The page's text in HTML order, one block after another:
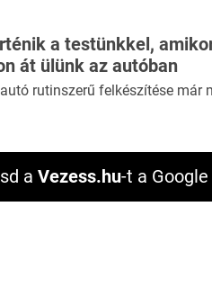
a testünkkel,
át ülünk az autóban
rutinszerű felkészítése már
a Vezess.hu-t a